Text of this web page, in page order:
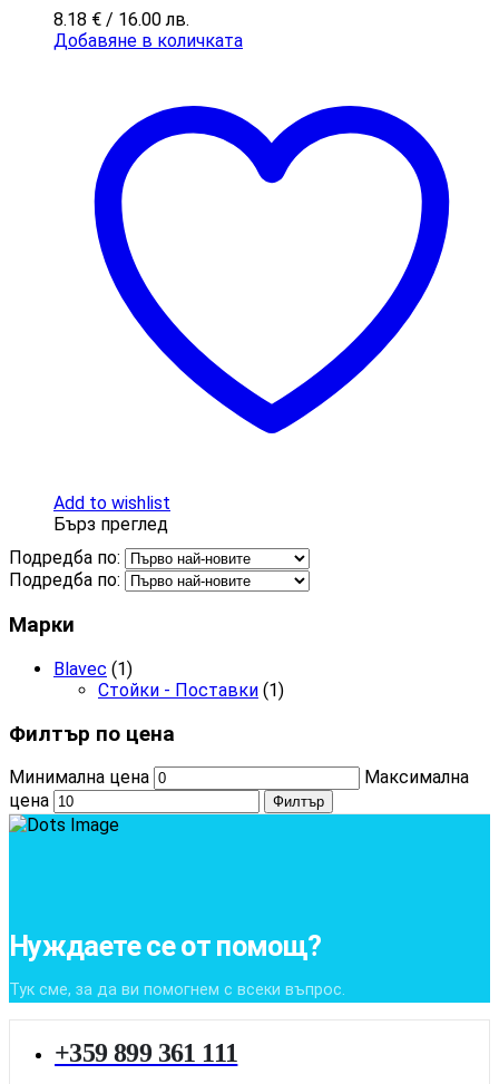
8.18 € / 16.00 лв.
Добавяне в количката
Add to wishlist
Бърз преглед
Подредба по:
Подредба по:
Марки
Blavec (1)
Стойки - Поставки (1)
Филтър по цена
Минимална цена
Максимална
цена
Филтър
Нуждаете се от помощ?
Тук сме, за да ви помогнем с всеки въпрос.
+359 899 361 111